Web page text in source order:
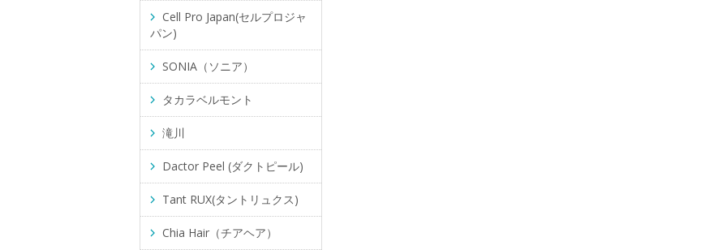
Cell Pro Japan(セルプロジャ
パン)
SONIA（ソニア）
タカラベルモント
滝川
Dactor Peel (ダクトピール)
Tant RUX(タントリュクス)
Chia Hair（チアヘア）